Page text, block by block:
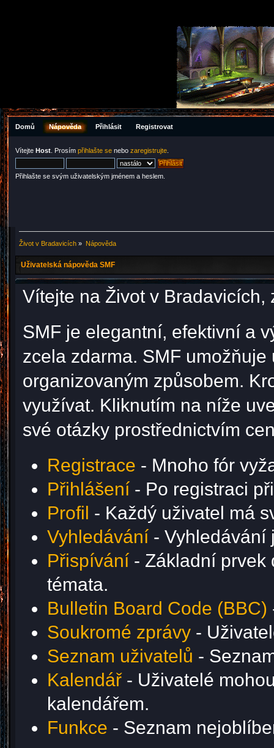
Domů Nápověda Přihlásit Registrovat
Vítejte Host . Prosím přihlašte se nebo zaregistrujte
Přihlašte se svým uživatelským jménem a heslem.
Život v Bradavicích » Nápověda
Uživatelská nápověda SMF
Vítejte na Život v
SMF je elegantní, efektivní a
zcela zdarma. SMF
organizovaným způsobem.
využívat. Kliknutím na níže
své otázky prostřednictvím
Registrace - Mnoho fór
Přihlášení - Po registraci
Profil - Každý uživatel má
Vyhledávání - Vyhledávání
Přispívání - Základní prvek
témata.
Bulletin Board Code (BBC)
Soukromé zprávy -
Seznam uživatelů -
Kalendář- Uživatelé
kalendářem.
Funkce - Seznam